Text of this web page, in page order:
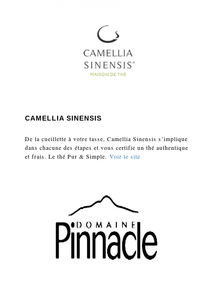
CAMELLIA SINENSIS
De la cueillette à votre tasse, Camellia Sinensis s’implique
dans chacune des étapes et vous certifie un thé authentique
et frais. Le thé Pur & Simple. Voir le site